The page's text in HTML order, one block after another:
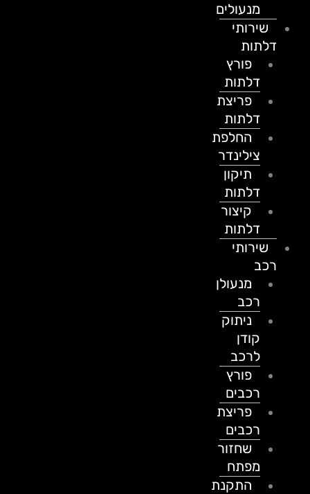
מנעולים
שירותי
דלתות
פורץ
דלתות
פריצת
דלתות
החלפת
צילינדר
תיקון
דלתות
קיצור
דלתות
שירותי
מנעולן
ניתוק
לרכב
פורץ
רכבים
פריצת
רכבים
שחזור
מפתח
התקנת